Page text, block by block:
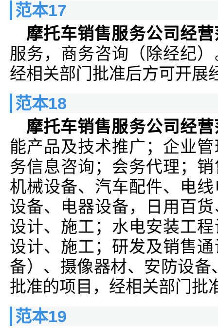
范本17
摩托车销售服务公司经
服务，商务咨询（除经纪
经相关部门批准后方可开展
范本18
摩托车销售服务公司经
能产品及技术推广；企业
务信息咨询；会务代理；
机械设备、汽车配件、电
设备、电器设备，日用百
设计、施工；水电安装工
设计、施工；研发及销售
备）、摄像器材、安防设
批准的项目，经相关部门批
范本19